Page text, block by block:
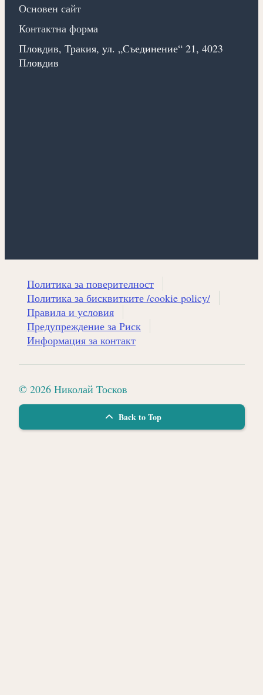
Основен сайт
Контактна форма
Пловдив, Тракия, ул. „Съединение“ 21, 4023
Пловдив
Политика за поверителност
Политика за бисквитките /cookie policy/
Правила и условия
Предупреждение за Риск
Информация за контакт
© 2026 Николай Тосков
Back to Top